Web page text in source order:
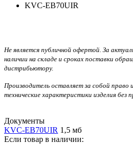
KVC-EB70UIR
Не является публичной офертой. За
наличии на складе и сроках поставки
дистрибьютору.
Производитель оставляет за собой право
технические характеристики изделия без
Документы
KVC-EB70UIR 1,5 мб
Если товар в наличии: